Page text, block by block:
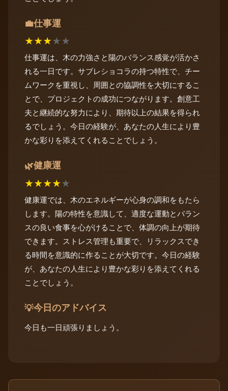
💼仕事運
★★★★★
仕事運は、木の力強さと陽のバランス感覚が活かさ
れる一日です。サブレショコラの持つ特性で、チー
ムワークを重視し、周囲との協調性を大切にするこ
とで、プロジェクトの成功につながります。創意工
夫と継続的な努力により、期待以上の結果を得られ
るでしょう。今日の経験が、あなたの人生により豊
かな彩りを添えてくれることでしょう。
🌿健康運
★★★★★
健康運では、木のエネルギーが心身の調和をもたら
します。陽の特性を意識して、適度な運動とバラン
スの良い食事を心がけることで、体調の向上が期待
できます。ストレス管理も重要で、リラックスでき
る時間を意識的に作ることが大切です。今日の経験
が、あなたの人生により豊かな彩りを添えてくれる
ことでしょう。
💡今日のアドバイス
今日も一日頑張りましょう。